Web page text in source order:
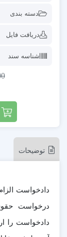
دسته بندی
دریافت فایل
شناسه سند
توضیحات
دادخواست
درخواست
دادخواست را